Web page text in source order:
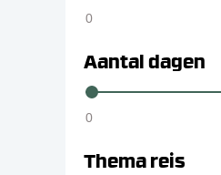
Aantal dagen
Thema reis